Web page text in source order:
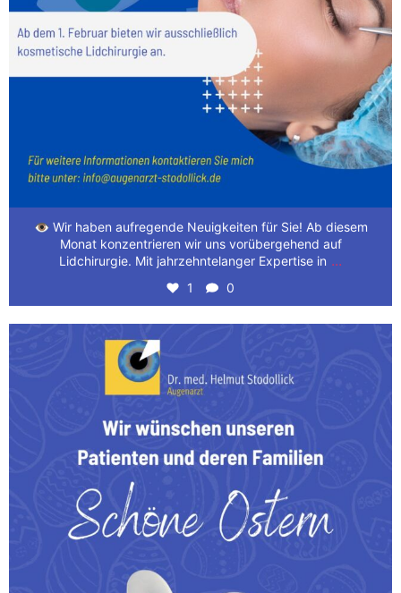
👁️ Wir haben aufregende Neuigkeiten für Sie! Ab diesem
Monat konzentrieren wir uns vorübergehend auf
Lidchirurgie. Mit jahrzehntelanger Expertise in ...
1 0
Wir wünschen unseren Patienten und deren Familien